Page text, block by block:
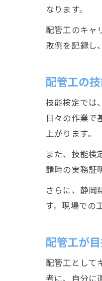
なります。
配管工のキャ
敗例を記録し
配管工の
技能検定では
日々の作業で
上がります。
また、技能検
請時の実務証
さらに、静岡
す。現場での
配管工が
配管工として
考に、自分に